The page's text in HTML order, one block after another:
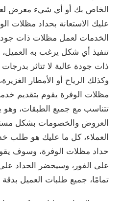
الخاص بك أو أي شيء معرض
عليك الاستعانة بحداد مظلات
الخدمات لعمل مظلات ذات
تنفيذ أي شكل يرغب به
ذات جودة عالية لا تتاثر بدرجات
وكذلك الرياح أو الأمطار
مظلات الوفرة يقوم بتقديم
تتناسب مع جميع الطبقات، وهو
العروض والخصومات بشكل
العملاء، كل ما عليك هو طلب
حداد مظلات الوفرة، وسوف
على الفور، وسيحضر الحداد
تمامًا، جميع طلبات العميل